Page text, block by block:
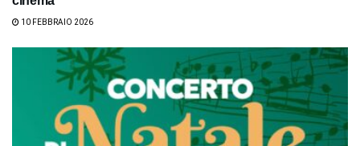
10 FEBBRAIO 2026